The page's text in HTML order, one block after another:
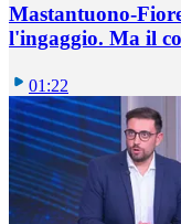
Mastantuono-
l'ingaggio. Ma il
01:22